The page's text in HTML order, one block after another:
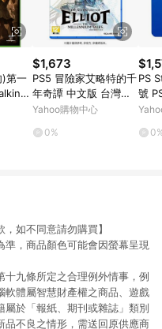
)第一
英
$1,673
PS5 冒險家艾略特的千
年奇譚 中文版 台灣公
司貨
Yahoo購物中心
0%
PS
號
1500
如不同意請勿購買】
，商品顏色可能會因螢幕呈現
九條所定之合理例外情事，例
軟體屬智慧財產權之商品、遊戲
於「報紙、期刊或雜誌」類別
品不良之情形，需送回原供應商